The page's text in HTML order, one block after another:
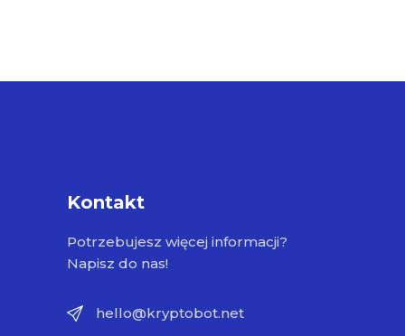
Kontakt
Potrzebujesz więcej informacji?
Napisz do nas!
hello@kryptobot.net